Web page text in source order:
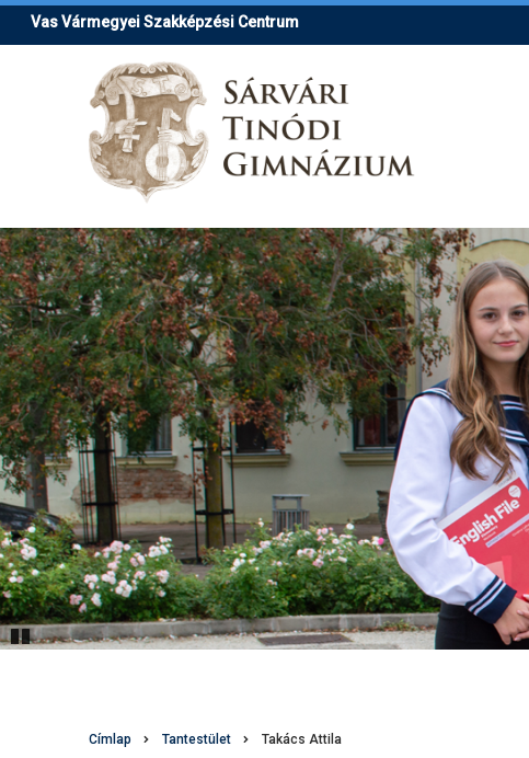
UgrásVas Vármegyei Szakképzési Centrum
Morzsa
Címlap Tantestület Takács Attila